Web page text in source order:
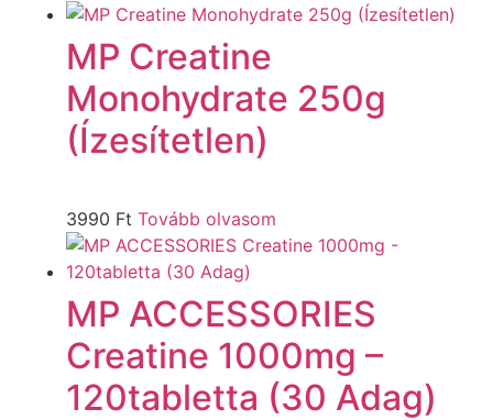
MP Creatine
Monohydrate 250g
(Ízesítetlen)
3990 Ft Tovább olvasom
MP ACCESSORIES
Creatine 1000mg –
120tabletta (30 Adag)